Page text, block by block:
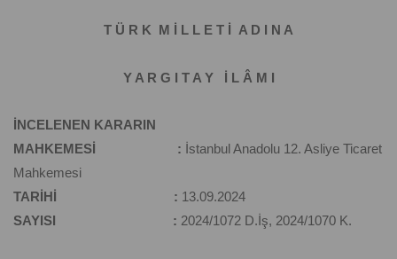
T Ü R K M İ L L E T İ A D I N A
Y A R G I T A Y İ L Â M I
İNCELENEN KARARIN
MAHKEMESİ : İstanbul Anadolu 12. Asliye Ticaret
Mahkemesi
TARİHİ : 13.09.2024
SAYISI : 2024/1072 D.İş, 2024/1070 K.